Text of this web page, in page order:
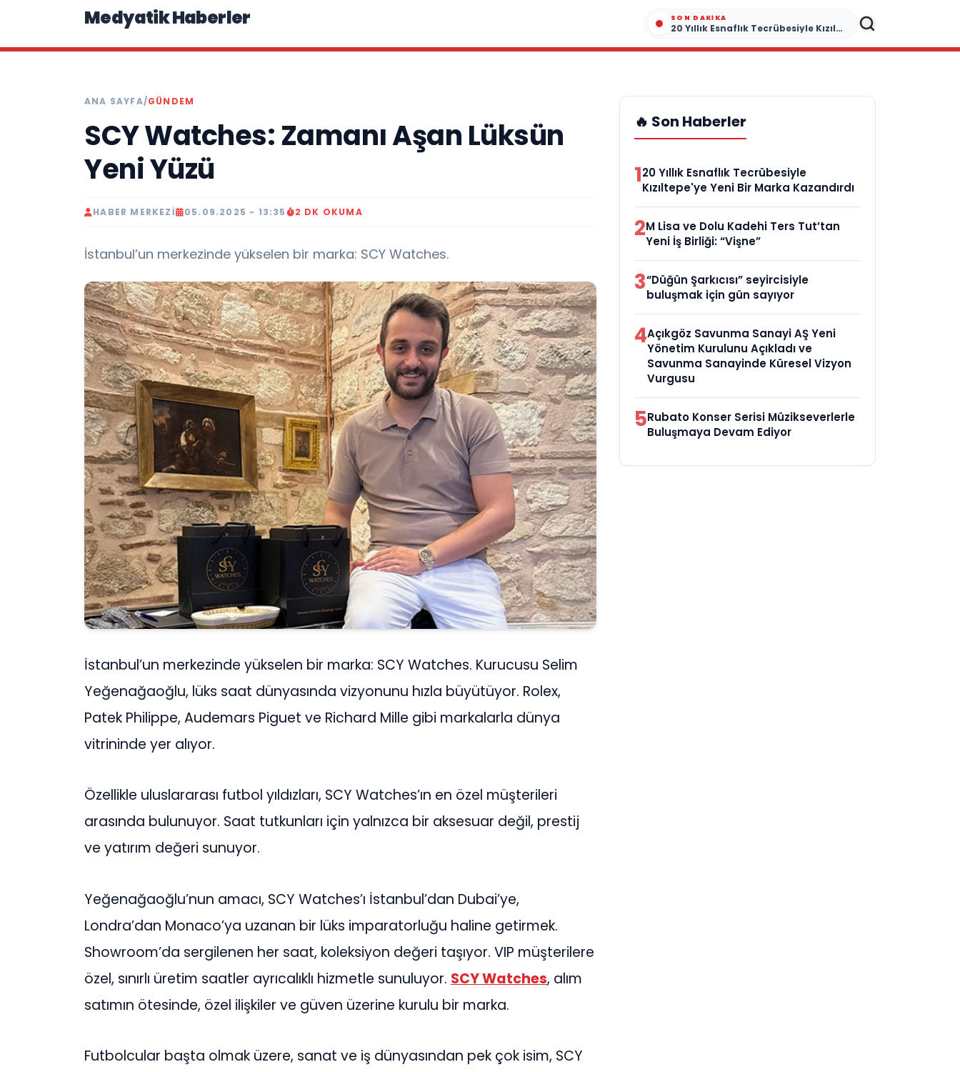
Medyatik Haberler SON DAKIKA
20 Yıllık Esnaflık Tecrübesiyle Kızıltepe'ye Yeni Bir Marka Kazandırdı
ANA SAYFA/GÜNDEM
SCY Watches: Zamanı Aşan Lüksün
Yeni Yüzü
HABER MERKEZI 05.09.2025 - 13:35 2 DK OKUMA
İstanbul’un merkezinde yükselen bir marka: SCY Watches.
İstanbul’un merkezinde yükselen bir marka: SCY Watches. Kurucusu Selim
Yeğenağaoğlu, lüks saat dünyasında vizyonunu hızla büyütüyor. Rolex,
Patek Philippe, Audemars Piguet ve Richard Mille gibi markalarla dünya
vitrininde yer alıyor.
Özellikle uluslararası futbol yıldızları, SCY Watches’ın en özel müşterileri
arasında bulunuyor. Saat tutkunları için yalnızca bir aksesuar değil, prestij
ve yatırım değeri sunuyor.
Yeğenağaoğlu’nun amacı, SCY Watches’ı İstanbul’dan Dubai’ye,
Londra’dan Monaco’ya uzanan bir lüks imparatorluğu haline getirmek.
Showroom’da sergilenen her saat, koleksiyon değeri taşıyor. VIP müşterilere
özel, sınırlı üretim saatler ayrıcalıklı hizmetle sunuluyor. SCY Watches, alım
satımın ötesinde, özel ilişkiler ve güven üzerine kurulu bir marka.
Futbolcular başta olmak üzere, sanat ve iş dünyasından pek çok isim, SCY
🔥 Son Haberler
120 Yıllık Esnaflık Tecrübesiyle
Kızıltepe'ye Yeni Bir Marka Kazandırdı
2M Lisa ve Dolu Kadehi Ters Tut’tan
Yeni İş Birliği: “Vişne”
3“Düğün Şarkıcısı” seyircisiyle
buluşmak için gün sayıyor
4Açıkgöz Savunma Sanayi AŞ Yeni
Yönetim Kurulunu Açıkladı ve
Savunma Sanayinde Küresel Vizyon
Vurgusu
5Rubato Konser Serisi Müzikseverlerle
Buluşmaya Devam Ediyor